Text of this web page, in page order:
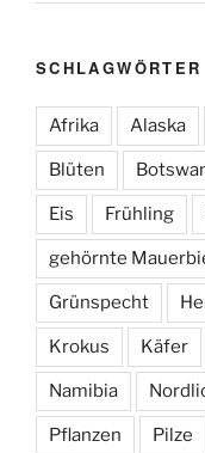
SCHLAGWÖRTER
Afrika Alaska
Blüten
Eis Frühling
gehörnte
Grünspecht
Krokus Käfer
Namibia
Pflanzen Pilze